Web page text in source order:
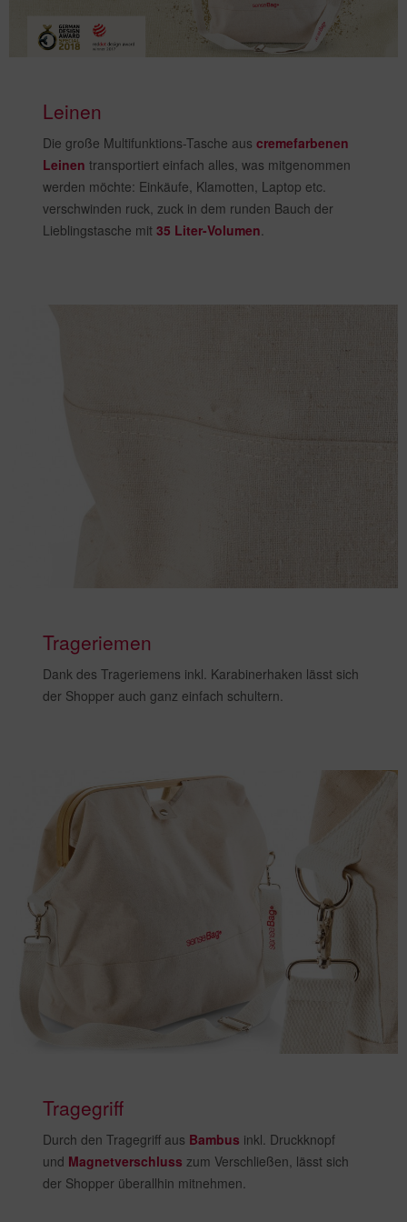
Leinen
Die große Multifunktions-Tasche aus cremefarbenen
Leinen transportiert einfach alles, was mitgenommen
werden möchte: Einkäufe, Klamotten, Laptop etc.
verschwinden ruck, zuck in dem runden Bauch der
Lieblingstasche mit 35 Liter-Volumen.
Trageriemen
Dank des Trageriemens inkl. Karabinerhaken lässt sich
der Shopper auch ganz einfach schultern.
Tragegriff
Durch den Tragegriff aus Bambus inkl. Druckknopf
und Magnetverschluss zum Verschließen, lässt sich
der Shopper überallhin mitnehmen.